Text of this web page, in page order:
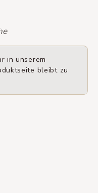
in unserem
bleibt zu